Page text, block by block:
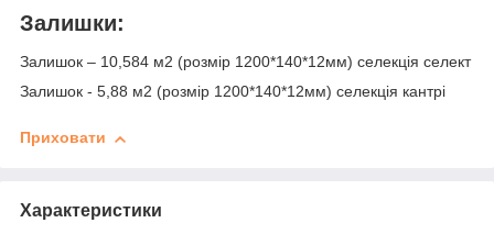
Залишки:
Залишок – 10,584 м2 (розмір 1200*140*12мм) селекція селект
Залишок - 5,88 м2 (розмір 1200*140*12мм) селекція кантрі
Приховати
Характеристики